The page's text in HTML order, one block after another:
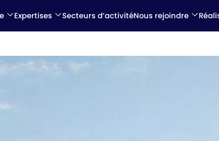
Expertises Secteurs d’activitéNous rejoindre